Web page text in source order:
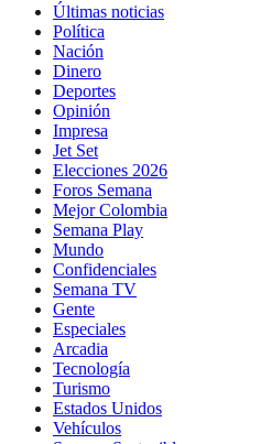
Últimas noticias
Política
Nación
Dinero
Deportes
Opinión
Impresa
Jet Set
Elecciones 2026
Foros Semana
Mejor Colombia
Semana Play
Mundo
Confidenciales
Semana TV
Gente
Especiales
Arcadia
Tecnología
Turismo
Estados Unidos
Vehículos